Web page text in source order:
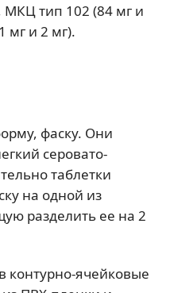
МКЦ тип 102 (84 мг и
мг и 2 мг).
фаску. Они
серовато-
таблетки
на одной из
разделить ее на 2
контурно-ячейковые